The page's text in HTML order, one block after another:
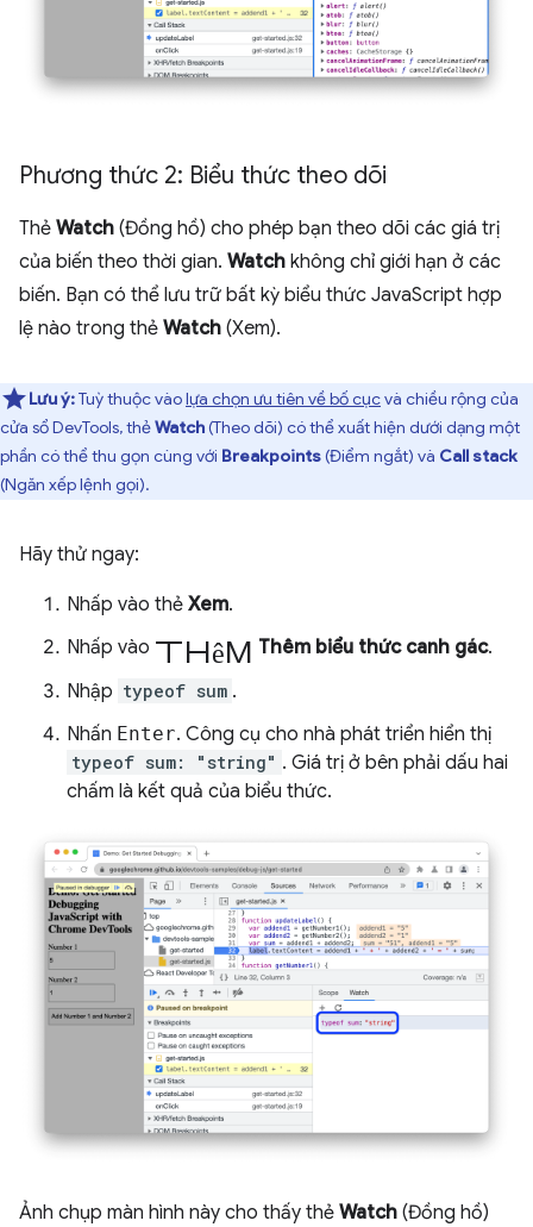
Phương thức 2: Biểu thức theo dõi
Thẻ Watch (Đồng hồ) cho phép bạn theo dõi các giá trị
của biến theo thời gian. Watch không chỉ giới hạn ở các
biến. Bạn có thể lưu trữ bất kỳ biểu thức JavaScript hợp
lệ nào trong thẻ Watch (Xem).
Lưu ý:Tuỳ thuộc vàolựa chọn ưu tiên về bố cụcvà chiều rộng của
cửa sổ DevTools, thẻWatch(Theo dõi) có thể xuất hiện dưới dạng một
phần có thể thu gọn cùng với Breakpoints(Điểm ngắt) và Call stack
(Ngăn xếp lệnh gọi).
Hãy thử ngay:
Nhấp vào thẻ Xem.
Nhấp vào thêm Thêm biểu thức canh gác.
Nhập typeof sum .
Nhấn Enter. Công cụ cho nhà phát triển hiển thị
typeof sum: "string" . Giá trị ở bên phải dấu hai
chấm là kết quả của biểu thức.
Ảnh chụp màn hình này cho thấy thẻ Watch (Đồng hồ)